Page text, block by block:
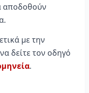
αποδοθούν
με την
δείτε τον οδηγό
.